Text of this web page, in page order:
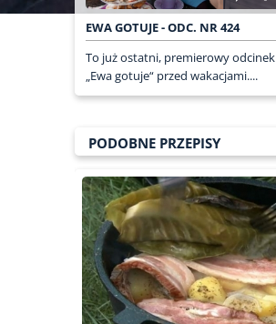
EWA GOTUJE - ODC. NR 424
To już ostatni, premierowy odcinek
„Ewa gotuje“ przed wakacjami....
PODOBNE PRZEPISY